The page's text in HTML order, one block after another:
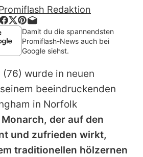
Lifestyle
& Liebe
Exklusiv
auf Promiflash
Jobs
runterladen
Team
Redaktion
Damit du die spannendsten
Promiflash-News auch bei
Google siehst.
(76) wurde in neuen
beeindruckenden
in Norfolk
Monarch, der auf den
und zufrieden wirkt,
traditionellen hölzernen